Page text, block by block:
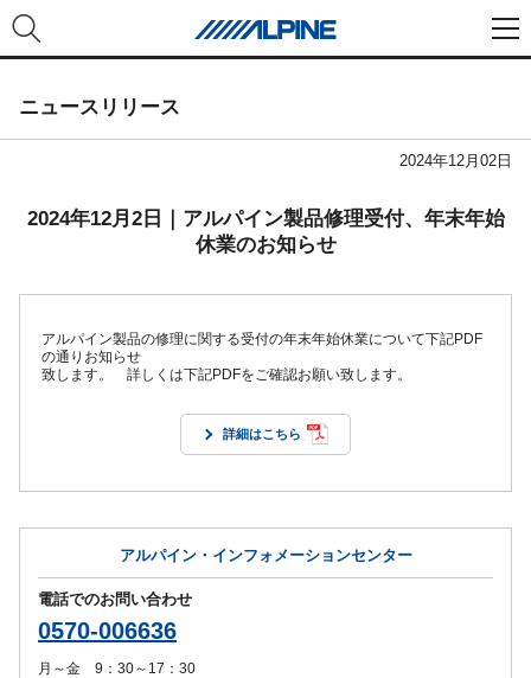
ニュースリリース
2024年12月02日
2024年12月2日｜アルパイン製品修理受付、年末年始
休業のお知らせ
アルパイン製品の修理に関する受付の年末年始休業について下記PDF
の通りお知らせ
致します。 詳しくは下記PDFをご確認お願い致します。
詳細はこちら
アルパイン・インフォメーションセンター
電話でのお問い合わせ
0570-006636
月～金 9：30～17：30